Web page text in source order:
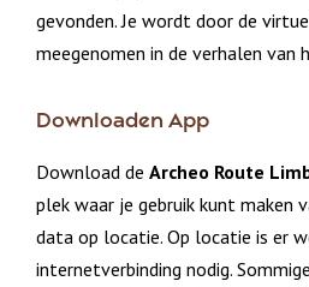
gevonden. Je wordt door de
meegenomen in de verhalen van
Downloaden App
Download de Archeo Route
plek waar je gebruik kunt maken
data op locatie. Op locatie is er
internetverbinding nodig.